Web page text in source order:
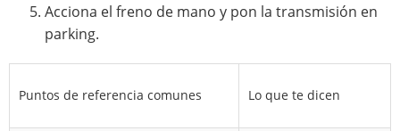
Acciona el freno de mano y pon la transmisión en
parking.
Puntos de referencia comunes Lo que te dicen